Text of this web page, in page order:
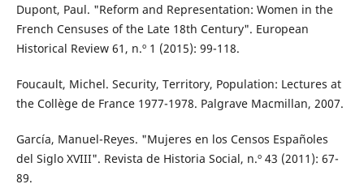
Dupont, Paul. "Reform and Representation: Women in the
French Censuses of the Late 18th Century". European
Historical Review 61, n.º 1 (2015): 99-118.
Foucault, Michel. Security, Territory, Population: Lectures at
the Collège de France 1977-1978. Palgrave Macmillan, 2007.
García, Manuel-Reyes. "Mujeres en los Censos Españoles
del Siglo XVIII". Revista de Historia Social, n.º 43 (2011): 67-
89.